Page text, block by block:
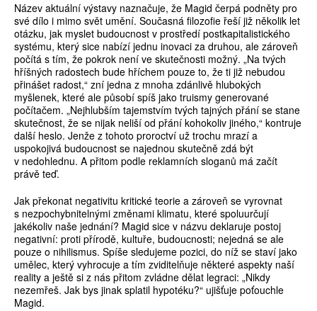
Název aktuální výstavy naznačuje, že Magid čerpá podněty pro
své dílo i mimo svět umění. Současná filozofie řeší již několik let
otázku, jak myslet budoucnost v prostředí postkapitalistického
systému, který sice nabízí jednu inovaci za druhou, ale zároveň
počítá s tím, že pokrok není ve skutečnosti možný. „Na tvých
hříšných radostech bude hříchem pouze to, že ti již nebudou
přinášet radost,“ zní jedna z mnoha zdánlivě hlubokých
myšlenek, které ale působí spíš jako truismy generované
počítačem. „Nejhlubším tajemstvím tvých tajných přání se stane
skutečnost, že se nijak neliší od přání kohokoliv jiného,“ kontruje
další heslo. Jenže z tohoto proroctví už trochu mrazí a
uspokojivá budoucnost se najednou skutečně zdá být
v nedohlednu. A přitom podle reklamních sloganů má začít
právě teď.
Jak překonat negativitu kritické teorie a zároveň se vyrovnat
s nezpochybnitelnými změnami klimatu, které spoluurčují
jakékoliv naše jednání? Magid sice v názvu deklaruje postoj
negativní: proti přírodě, kultuře, budoucnosti; nejedná se ale
pouze o nihilismus. Spíše sledujeme pozici, do níž se staví jako
umělec, který vyhrocuje a tím zviditelňuje některé aspekty naší
reality a ještě si z nás přitom zvládne dělat legraci: „Nikdy
nezemřeš. Jak bys jinak splatil hypotéku?“ ujišťuje poťouchle
Magid.